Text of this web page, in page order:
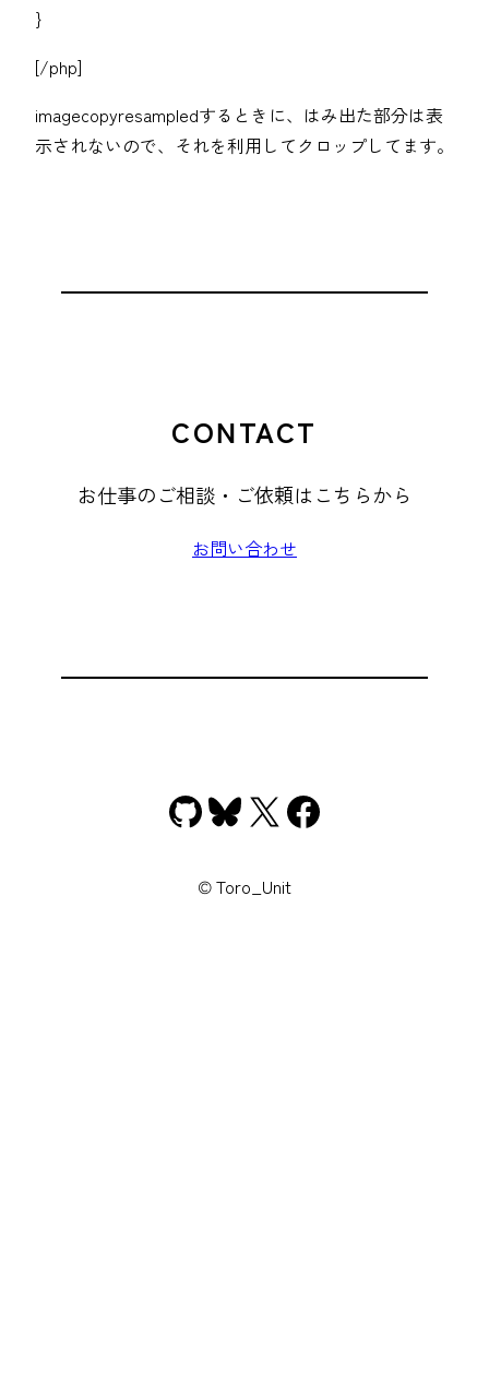
}
[/php]
imagecopyresampledするときに、はみ出た部分は表
示されないので、それを利用してクロップしてます。
CONTACT
お仕事のご相談・ご依頼はこちらから
お問い合わせ
GitHub
Bluesky
X Facebook
© Toro_Unit